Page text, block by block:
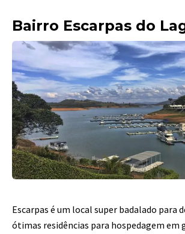
Bairro Escarpas do
Escarpas é um local super badalado para
ótimas residências para hospedagem em